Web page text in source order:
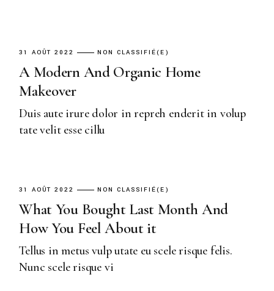
31 AOÛT 2022 NON CLASSIFIÉ(E)
A Modern And Organic Home
Makeover
Duis aute irure dolor in repreh enderit in volup
tate velit esse cillu
31 AOÛT 2022 NON CLASSIFIÉ(E)
What You Bought Last Month And
How You Feel About it
Tellus in metus vulp utate eu scele risque felis.
Nunc scele risque vi